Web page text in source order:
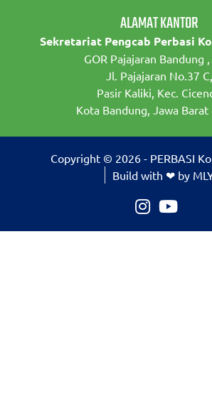
ALAMAT KANTOR
Sekretariat Pengcab Perbasi
GOR Pajajaran Bandung
Jl. Pajajaran No.37 C,
Pasir Kaliki, Kec.
Kota Bandung, Jawa Barat
Copyright © 2026 - PERBASI
Build with ❤ by